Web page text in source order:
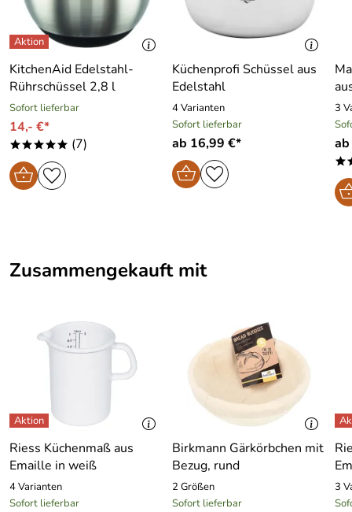
KitchenAid Edelstahl-
Rührschüssel 2,8 l
Sofort lieferbar
14,- €*
***** (7)
Küchenprofi Schüssel aus
Edelstahl
4 Varianten
Sofort lieferbar
ab 16,99 €*
3
Zusammengekauft mit
Riess Küchenmaß aus
Emaille in weiß
4 Varianten
Sofort lieferbar
Birkmann Gärkörbchen mit
Bezug, rund
2 Größen
Sofort lieferbar
3